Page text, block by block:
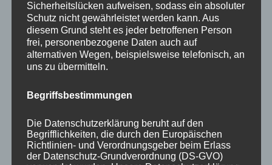
KATEGORIEN
Aktuelles vom MP
Allgemein
Impulse zur persönlichen Reflexion
Naturfoto-Blog
Sicherheitslücken aufweisen, sodass ein absoluter
Schutz nicht gewährleistet werden kann. Aus
diesem Grund steht es jeder betroffenen Person
frei, personenbezogene Daten auch auf
alternativen Wegen, beispielsweise telefonisch, an
uns zu übermitteln.
Begriffsbestimmungen
Die Datenschutzerklärung beruht auf den
Begrifflichkeiten, die durch den Europäischen
Richtlinien- und Verordnungsgeber beim Erlass
der Datenschutz-Grundverordnung (DS-GVO)